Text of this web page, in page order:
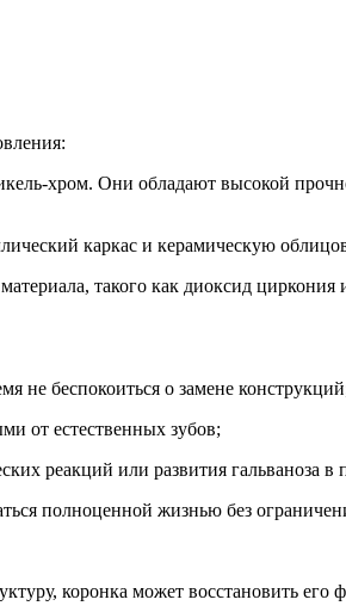
хром. Они обладают высокой
каркас и керамическую
такого как диоксид
не беспокоиться о замене
от естественных зубов;
реакций или развития гальваноза в
полноценной жизнью без
коронка может восстановить